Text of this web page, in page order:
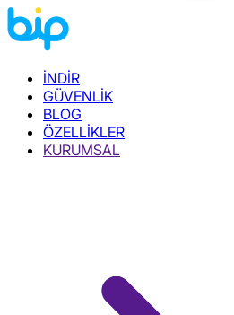
İNDİR
GÜVENLİK
BLOG
ÖZELLİKLER
KURUMSAL